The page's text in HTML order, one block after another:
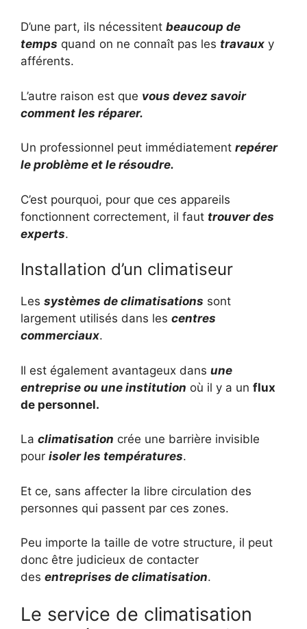
D’une part, ils nécessitent beaucoup de
temps quand on ne connaît pas les travaux y
afférents.
L’autre raison est que vous devez savoir
comment les réparer.
Un professionnel peut immédiatement repérer
le problème et le résoudre.
C’est pourquoi, pour que ces appareils
fonctionnent correctement, il faut trouver des
experts.
Installation d’un climatiseur
Les systèmes de climatisations sont
largement utilisés dans les centres
commerciaux.
Il est également avantageux dans une
entreprise ou une institution où il y a un flux
de personnel.
La climatisation crée une barrière invisible
pour isoler les températures.
Et ce, sans affecter la libre circulation des
personnes qui passent par ces zones.
Peu importe la taille de votre structure, il peut
donc être judicieux de contacter
des entreprises de climatisation.
Le service de climatisation